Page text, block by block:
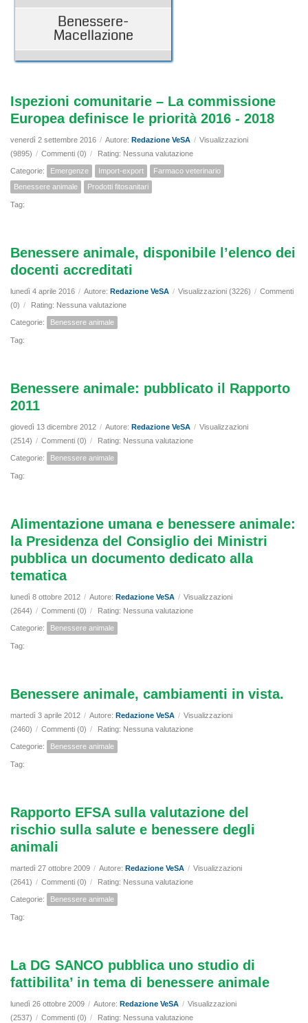
Benessere-
Macellazione
Ispezioni comunitarie – La commissione
Europea definisce le priorità 2016 - 2018
venerdì 2 settembre 2016 / Autore: Redazione VeSA / Visualizzazioni
(9895) / Commenti (0) / Rating: Nessuna valutazione
Categorie: Emergenze Import-export
Farmaco veterinario
Benessere animale
Prodotti fitosanitari
Tag:
Benessere animale, disponibile l’elenco dei
docenti accreditati
lunedì 4 aprile 2016 / Autore: Redazione VeSA / Visualizzazioni (3226) / Commenti
(0) / Rating: Nessuna valutazione
Categorie: Benessere animale
Tag:
Benessere animale: pubblicato il Rapporto
2011
giovedì 13 dicembre 2012 / Autore: Redazione VeSA / Visualizzazioni
(2514) / Commenti (0) / Rating: Nessuna valutazione
Categorie: Benessere animale
Tag:
Alimentazione umana e benessere animale:
la Presidenza del Consiglio dei Ministri
pubblica un documento dedicato alla
tematica
lunedì 8 ottobre 2012 / Autore: Redazione VeSA / Visualizzazioni
(2644) / Commenti (0) / Rating: Nessuna valutazione
Categorie: Benessere animale
Tag:
Benessere animale, cambiamenti in vista.
martedì 3 aprile 2012 / Autore: Redazione VeSA / Visualizzazioni
(2460) / Commenti (0) / Rating: Nessuna valutazione
Categorie: Benessere animale
Tag:
Rapporto EFSA sulla valutazione del
rischio sulla salute e benessere degli
animali
martedì 27 ottobre 2009 / Autore: Redazione VeSA / Visualizzazioni
(2641) / Commenti (0) / Rating: Nessuna valutazione
Categorie: Benessere animale
Tag:
La DG SANCO pubblica uno studio di
fattibilita’ in tema di benessere animale
lunedì 26 ottobre 2009 / Autore: Redazione VeSA / Visualizzazioni
(2537) / Commenti (0) / Rating: Nessuna valutazione